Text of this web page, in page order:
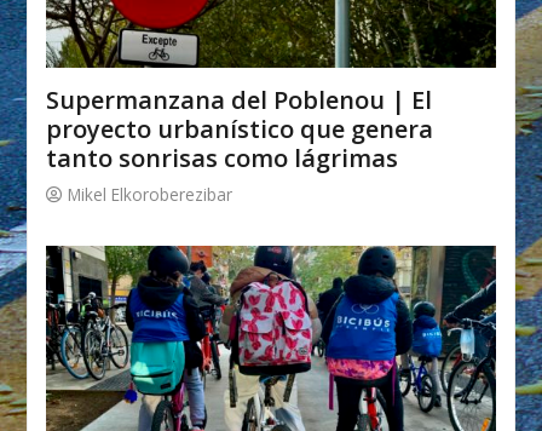
Supermanzana del Poblenou | El
proyecto urbanístico que genera
tanto sonrisas como lágrimas
Mikel Elkoroberezibar